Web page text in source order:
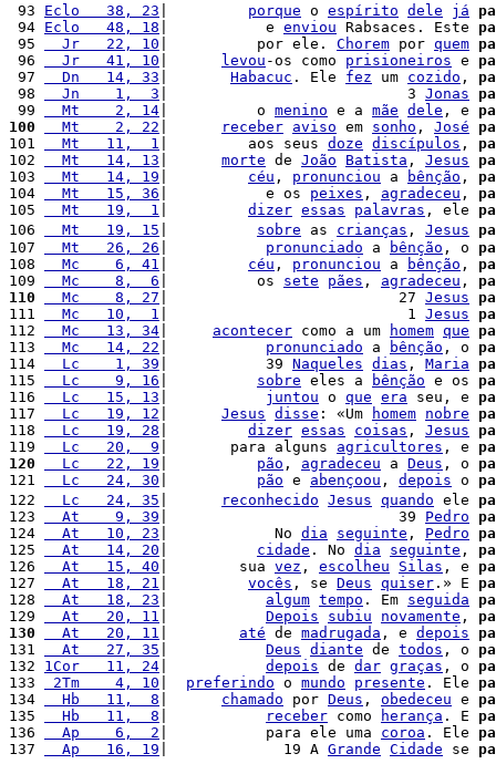
93 Eclo   38, 23 porque o espírito dele já
94 Eclo   48, 18 |           e enviou Rabsaces. Este
95
  Jr   22, 10
|          por ele. Chorem por quem
96
  Jr   41, 10
levou -os como prisioneiros e
97
  Dn   14, 33
Habacuc . Ele fez um cozido ,
98
  Jn    1,  3
|                           3 Jonas
99
  Mt    2, 14
|          o menino e a mãe dele , e
100
  Mt    2, 22
receber aviso em sonho , José
101
  Mt   11,  1
|         aos seus doze discípulos ,
102
  Mt   14, 13
morte de João Batista , Jesus
103
  Mt   14, 19
céu , pronunciou a bênção ,
104
  Mt   15, 36
|           e os peixes , agradeceu ,
105
  Mt   19,  1
dizer essas palavras , ele
106
  Mt   19, 15
sobre as crianças , Jesus
107
  Mt   26, 26
pronunciado a bênção , o
108
  Mc    6, 41
céu , pronunciou a bênção ,
109
  Mc    8,  6
|          os sete pães , agradeceu ,
110
  Mc    8, 27
|                          27 Jesus
111
  Mc   10,  1
|                           1 Jesus
112
  Mc   13, 34
acontecer como a um homem que
113
  Mc   14, 22
pronunciado a bênção , o
114
  Lc    1, 39
|           39 Naqueles dias , Maria
115
  Lc    9, 16
sobre eles a bênção e os
116
  Lc   15, 13
juntou o que era seu, e
117
  Lc   19, 12
Jesus disse : «Um homem nobre
118
  Lc   19, 28
dizer essas coisas , Jesus
119
  Lc   20,  9
|       para alguns agricultores , e
120
  Lc   22, 19
pão , agradeceu a Deus , o
121
  Lc   24, 30
pão e abençoou , depois o
122
  Lc   24, 35
reconhecido Jesus quando ele
123
  At    9, 39
|                          39 Pedro
124
  At   10, 23
|            No dia seguinte , Pedro
125
  At   14, 20
cidade . No dia seguinte ,
126
  At   15, 40
|        sua vez , escolheu Silas , e
127
  At   18, 21
vocês , se Deus quiser .» E
128
  At   18, 23
algum tempo . Em seguida
129
  At   20, 11
Depois subiu novamente ,
130
  At   20, 11
até de madrugada , e depois
131
  At   27, 35
Deus diante de todos , o
132 1Cor   11, 24 depois de dar graças , o
133
2Tm    4, 10 preferindo o mundo presente . Ele
134
  Hb   11,  8
chamado por Deus , obedeceu e
135
  Hb   11,  8
receber como herança . E
136
  Ap    6,  2
|           para ele uma coroa . Ele
137
  Ap   16, 19
|             19 A Grande Cidade se